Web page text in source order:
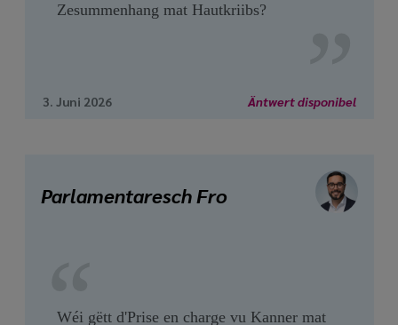
Zesummenhang mat Hautkriibs?
3. Juni 2026 Äntwert disponibel
Parlamentaresch Fro
Wéi gëtt d'Prise en charge vu Kanner mat